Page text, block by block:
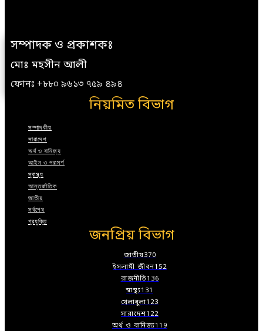
সম্পাদক ও প্রকাশকঃ
মোঃ মহসীন আলী
ফোনঃ +৮৮০ ৯৬১৩ ৭৫৯ ৪৯৪
নিয়মিত বিভাগ
সম্পাদকীয়
সারাদেশ
অর্থ ও বানিজ্য
আইন ও পরামর্শ
স্বাস্থ্য
আন্তর্জাতিক
জাতীয়
সর্বশেষ
প্রযুক্তি
জনপ্রিয় বিভাগ
জাতীয়370
ইসলামী জীবন152
রাজনীতি136
স্বাস্থ্য131
খেলাধুলা123
সারাদেশ122
অর্থ ও বানিজ্য119